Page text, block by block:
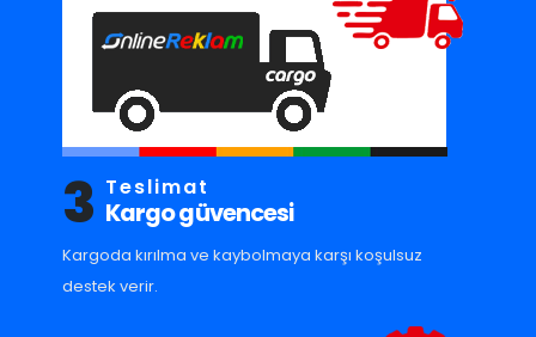
3 Teslimat
Kargo güvencesi
Kargoda kırılma ve kaybolmaya karşı koşulsuz
destek verir.